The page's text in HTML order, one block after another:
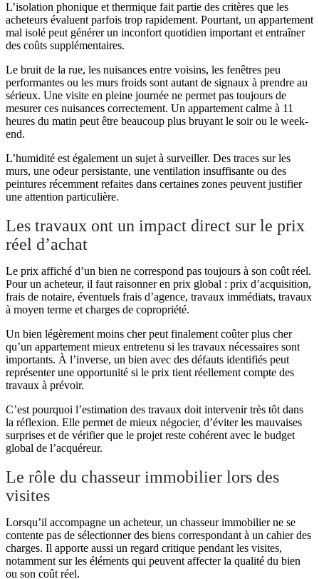
L’isolation phonique et thermique fait partie des critères que les
acheteurs évaluent parfois trop rapidement. Pourtant, un appartement
mal isolé peut générer un inconfort quotidien important et entraîner
des coûts supplémentaires.
Le bruit de la rue, les nuisances entre voisins, les fenêtres peu
performantes ou les murs froids sont autant de signaux à prendre au
sérieux. Une visite en pleine journée ne permet pas toujours de
mesurer ces nuisances correctement. Un appartement calme à 11
heures du matin peut être beaucoup plus bruyant le soir ou le week-
end.
L’humidité est également un sujet à surveiller. Des traces sur les
murs, une odeur persistante, une ventilation insuffisante ou des
peintures récemment refaites dans certaines zones peuvent justifier
une attention particulière.
Les travaux ont un impact direct sur le prix
réel d’achat
Le prix affiché d’un bien ne correspond pas toujours à son coût réel.
Pour un acheteur, il faut raisonner en prix global : prix d’acquisition,
frais de notaire, éventuels frais d’agence, travaux immédiats, travaux
à moyen terme et charges de copropriété.
Un bien légèrement moins cher peut finalement coûter plus cher
qu’un appartement mieux entretenu si les travaux nécessaires sont
importants. À l’inverse, un bien avec des défauts identifiés peut
représenter une opportunité si le prix tient réellement compte des
travaux à prévoir.
C’est pourquoi l’estimation des travaux doit intervenir très tôt dans
la réflexion. Elle permet de mieux négocier, d’éviter les mauvaises
surprises et de vérifier que le projet reste cohérent avec le budget
global de l’acquéreur.
Le rôle du chasseur immobilier lors des
visites
Lorsqu’il accompagne un acheteur, un chasseur immobilier ne se
contente pas de sélectionner des biens correspondant à un cahier des
charges. Il apporte aussi un regard critique pendant les visites,
notamment sur les éléments qui peuvent affecter la qualité du bien
ou son coût réel.